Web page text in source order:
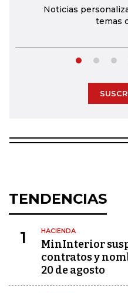
Noticias
temas
TENDENCIAS
1 HACIENDA
MinInterior
contratos y
20 de agosto